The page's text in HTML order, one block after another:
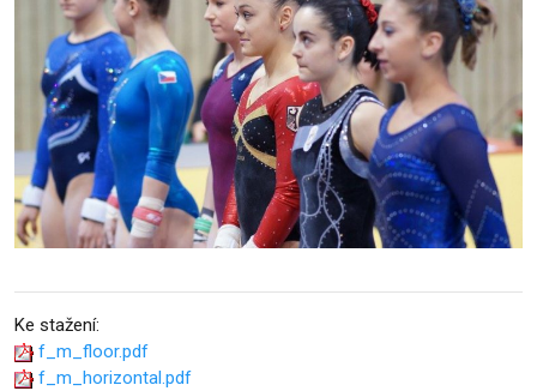
Ke stažení:
f_m_floor.pdf
f_m_horizontal.pdf